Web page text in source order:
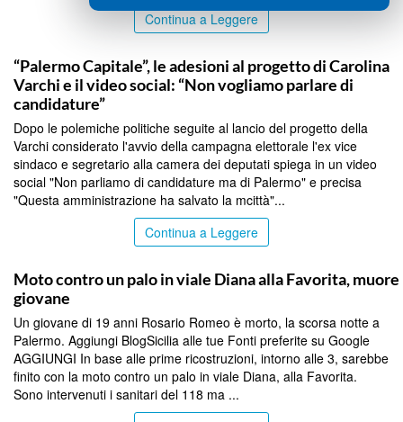
Continua a Leggere
“Palermo Capitale”, le adesioni al progetto di Carolina
Varchi e il video social: “Non vogliamo parlare di
candidature”
Dopo le polemiche politiche seguite al lancio del progetto della
Varchi considerato l'avvio della campagna elettorale l'ex vice
sindaco e segretario alla camera dei deputati spiega in un video
social "Non parliamo di candidature ma di Palermo" e precisa
"Questa amministrazione ha salvato la mcittà"...
Continua a Leggere
Moto contro un palo in viale Diana alla Favorita, muore
giovane
Un giovane di 19 anni Rosario Romeo è morto, la scorsa notte a
Palermo. Aggiungi BlogSicilia alle tue Fonti preferite su Google
AGGIUNGI In base alle prime ricostruzioni, intorno alle 3, sarebbe
finito con la moto contro un palo in viale Diana, alla Favorita.
Sono intervenuti i sanitari del 118 ma ...